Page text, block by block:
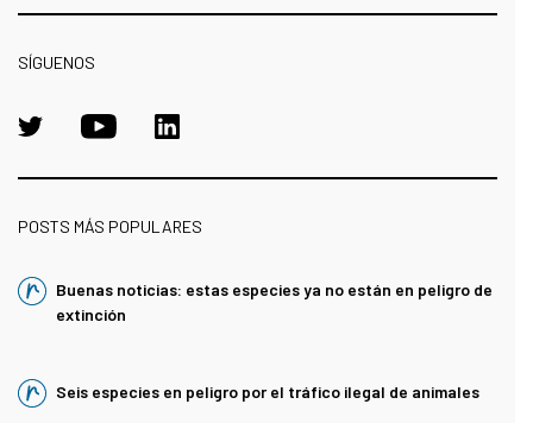
SÍGUENOS
POSTS MÁS POPULARES
Buenas noticias: estas especies ya no están en peligro de
extinción
Seis especies en peligro por el tráfico ilegal de animales